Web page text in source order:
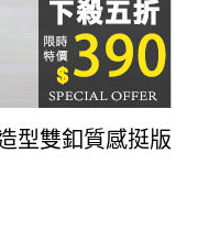
型雙釦質感挺版